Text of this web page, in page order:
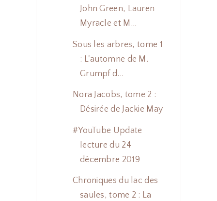
John Green, Lauren
Myracle et M...
Sous les arbres, tome 1
: L'automne de M.
Grumpf d...
Nora Jacobs, tome 2 :
Désirée de Jackie May
#YouTube Update
lecture du 24
décembre 2019
Chroniques du lac des
saules, tome 2 : La